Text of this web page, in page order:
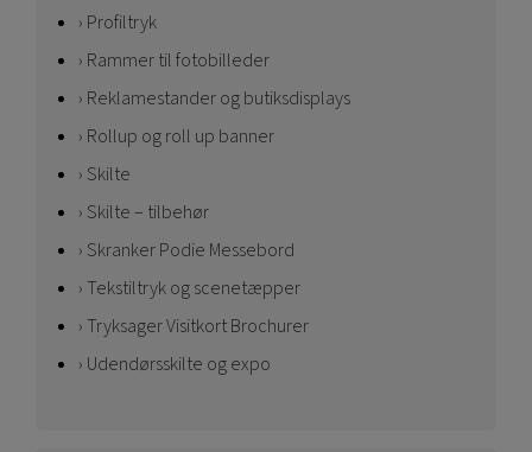
Profiltryk
Rammer til fotobilleder
Reklamestander og butiksdisplays
Rollup og roll up banner
Skilte
Skilte – tilbehør
Skranker Podie Messebord
Tekstiltryk og scenetæpper
Tryksager Visitkort Brochurer
Udendørsskilte og expo